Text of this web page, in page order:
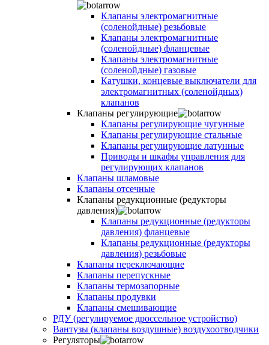
Клапаны электромагнитные
(соленойдные) резьбовые
Клапаны электромагнитные
(соленойдные) фланцевые
Клапаны электромагнитные
(соленойдные) газовые
Катушки, концевые выключатели для
электромагнитных (соленойдных)
клапанов
Клапаны регулирующие
Клапаны регулирующие чугунные
Клапаны регулирующие стальные
Клапаны регулирующие латунные
Приводы и шкафы управления для
регулирующих клапанов
Клапаны шламовые
Клапаны отсечные
Клапаны редукционные (редукторы
давления)
Клапаны редукционные (редукторы
давления) фланцевые
Клапаны редукционные (редукторы
давления) резьбовые
Клапаны переключающие
Клапаны перепускные
Клапаны термозапорные
Клапаны продувки
Клапаны смешивающие
РДУ (регулируемое дроссельное устройство)
Вантузы (клапаны воздушные) воздухоотводчики
Регуляторы